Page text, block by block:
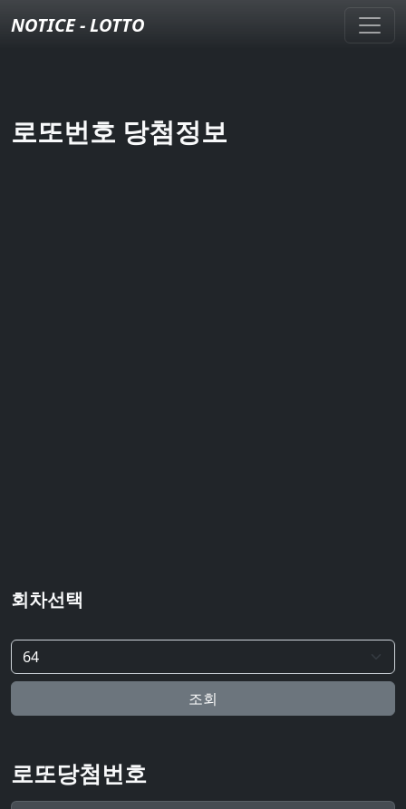
NOTICE - LOTTO
로또번호 당첨정보
회차선택
조회
로또당첨번호